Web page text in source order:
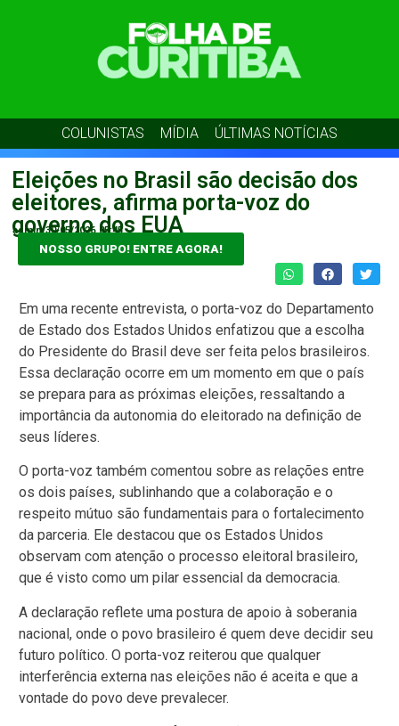
COLUNISTAS MÍDIA ÚLTIMAS NOTÍCIAS
Eleições no Brasil são decisão dos
eleitores, afirma porta-voz do
governo dos EUA
admin 30/05/2026 05:45
NOSSO GRUPO! ENTRE AGORA!
Em uma recente entrevista, o porta-voz do Departamento
de Estado dos Estados Unidos enfatizou que a escolha
do Presidente do Brasil deve ser feita pelos brasileiros.
Essa declaração ocorre em um momento em que o país
se prepara para as próximas eleições, ressaltando a
importância da autonomia do eleitorado na definição de
seus líderes.
O porta-voz também comentou sobre as relações entre
os dois países, sublinhando que a colaboração e o
respeito mútuo são fundamentais para o fortalecimento
da parceria. Ele destacou que os Estados Unidos
observam com atenção o processo eleitoral brasileiro,
que é visto como um pilar essencial da democracia.
A declaração reflete uma postura de apoio à soberania
nacional, onde o povo brasileiro é quem deve decidir seu
futuro político. O porta-voz reiterou que qualquer
interferência externa nas eleições não é aceita e que a
vontade do povo deve prevalecer.